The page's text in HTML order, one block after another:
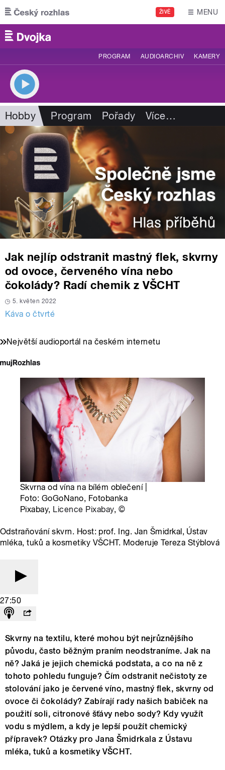
Přejít k hlavnímu obsahu
ŽIVĚ MENU
PROGRAM AUDIOARCHIV KAMERY
Hobby Program Pořady Více…
Jak nejlíp odstranit mastný flek, skvrny
od ovoce, červeného vína nebo
čokolády? Radí chemik z VŠCHT
5. květen 2022
Káva o čtvrté
Největší audioportál na českém internetu
Skvrna od vína na bílém oblečení |
Foto: GoGoNano, Fotobanka
Pixabay, Licence Pixabay, ©
Odstraňování skvrn. Host: prof. Ing. Jan Šmidrkal, Ústav
mléka, tuků a kosmetiky VŠCHT. Moderuje Tereza Stýblová
27:50
Skvrny na textilu, které mohou být nejrůznějšího
původu, často běžným praním neodstraníme. Jak na
ně? Jaká je jejich chemická podstata, a co na ně z
tohoto pohledu funguje? Čím odstranit nečistoty ze
stolování jako je červené víno, mastný flek, skvrny od
ovoce či čokolády? Zabírají rady našich babiček na
použití soli, citronové šťávy nebo sody? Kdy využít
vodu s mýdlem, a kdy je lepší použít chemický
přípravek? Otázky pro Jana Šmidrkala z Ústavu
mléka, tuků a kosmetiky VŠCHT.